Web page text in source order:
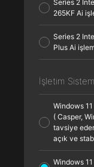
Series 2
265KF Ai
Series 2
Plus Ai
İşletim
Windows
( Casper,
tavsiye
açık ve
Windows